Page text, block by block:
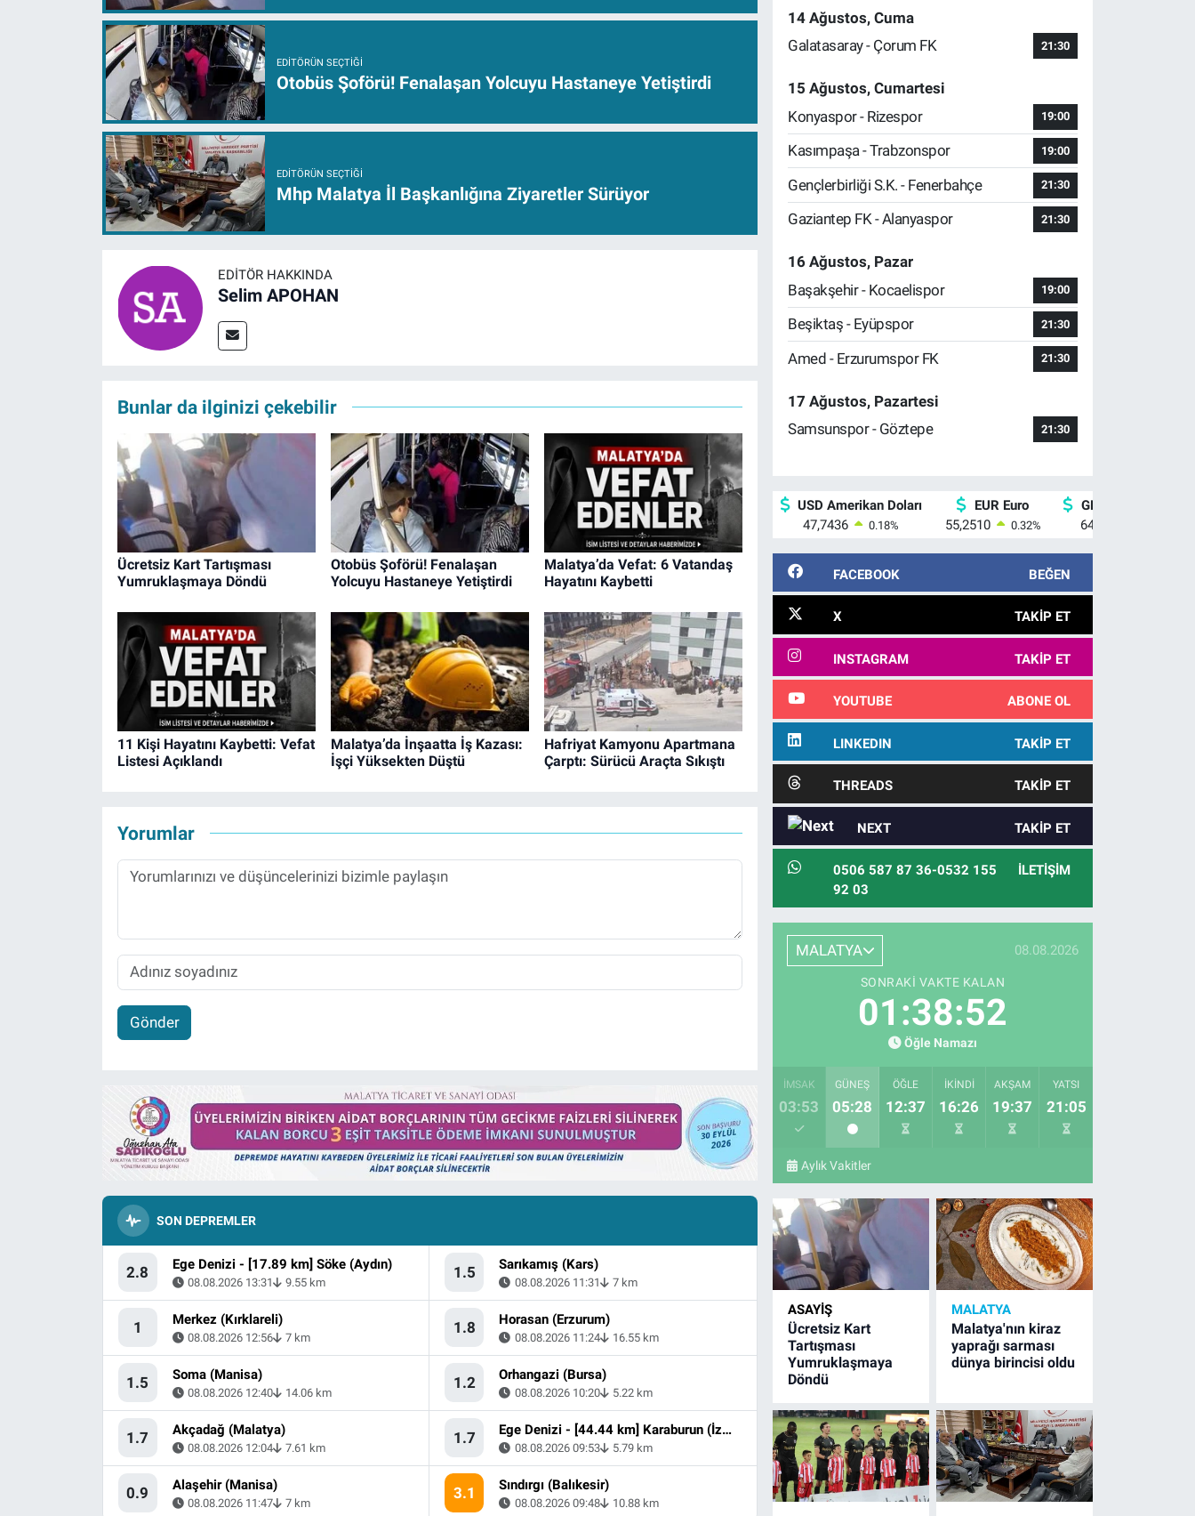
EDITÖRÜN SEÇTIĞI
Otobüs Şoförü! Fenalaşan Yolcuyu Hastaneye Yetiştirdi
EDITÖRÜN SEÇTIĞI
Mhp Malatya İl Başkanlığına Ziyaretler Sürüyor
EDITÖR HAKKINDA
Selim APOHAN
Bunlar da ilginizi çekebilir
Ücretsiz Kart Tartışması
Yumruklaşmaya Döndü
Otobüs Şoförü! Fenalaşan
Yolcuyu Hastaneye Yetiştirdi
Malatya’da Vefat: 6 Vatandaş
Hayatını Kaybetti
11 Kişi Hayatını Kaybetti: Vefat
Listesi Açıklandı
Malatya’da İnşaatta İş Kazası:
İşçi Yüksekten Düştü
Hafriyat Kamyonu Apartmana
Çarptı: Sürücü Araçta Sıkıştı
Yorumlar
Gönder
SON DEPREMLER
2.8 Ege Denizi - [17.89 km] Söke (Aydın)
08.08.2026 13:31 9.55 km
1 Merkez (Kırklareli)
08.08.2026 12:56 7 km
1.5 Soma (Manisa)
08.08.2026 12:40 14.06 km
1.7 Akçadağ (Malatya)
08.08.2026 12:04 7.61 km
0.9 Alaşehir (Manisa)
08.08.2026 11:47 7 km
1.5 Sarıkamış (Kars)
08.08.2026 11:31 7 km
1.8 Horasan (Erzurum)
08.08.2026 11:24 16.55 km
1.2 Orhangazi (Bursa)
08.08.2026 10:20 5.22 km
1.7 Ege Denizi - [44.44 km] Karaburun (İzmir)
08.08.2026 09:53 5.79 km
3.1 Sındırgı (Balıkesir)
08.08.2026 09:48 10.88 km
14 Ağustos, Cuma
Galatasaray - Çorum FK
21:30
15 Ağustos, Cumartesi
Konyaspor - Rizespor
19:00
Kasımpaşa - Trabzonspor 19:00
Gençlerbirliği S.K. - Fenerbahçe 21:30
Gaziantep FK - Alanyaspor 21:30
16 Ağustos, Pazar
Başakşehir - Kocaelispor
19:00
Beşiktaş - Eyüpspor 21:30
Amed - Erzurumspor FK 21:30
17 Ağustos, Pazartesi
Samsunspor - Göztepe
21:30
USD Amerikan Doları
47,7436
0.18%
EUR Euro
55,2510
0.32%
GBP İngiliz Sterlini
64,4811
FACEBOOK BEĞEN
X TAKIP ET
INSTAGRAM TAKIP ET
YOUTUBE ABONE OL
LINKEDIN TAKIP ET
THREADS TAKIP ET
NEXT TAKIP ET
0506 587 87 36-0532 155
92 03
İLETIŞIM
MALATYA 08.08.2026
SONRAKI VAKTE KALAN
01:38:51
Öğle Namazı
İMSAK
03:53
GÜNEŞ
05:28
ÖĞLE
12:37
İKINDI
16:26
AKŞAM
19:37
YATSI
21:05
Aylık Vakitler
ASAYIŞ
Ücretsiz Kart
Tartışması
Yumruklaşmaya
Döndü
MALATYA
Malatya'nın kiraz
yaprağı sarması
dünya birincisi oldu